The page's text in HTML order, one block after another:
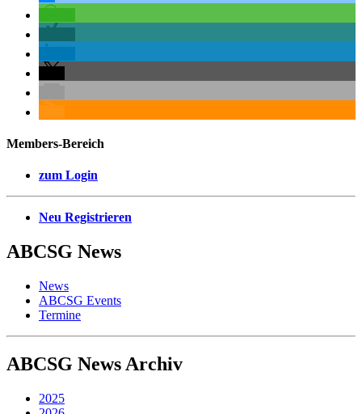
Members-Bereich
zum Login
Neu Registrieren
ABCSG News
News
ABCSG Events
Termine
ABCSG News Archiv
2025